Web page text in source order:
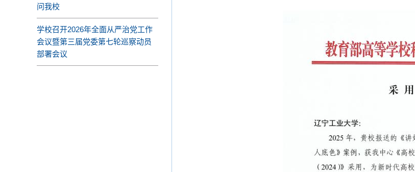
问我校
学校召开2026年全面从严治党工作
会议暨第三届党委第七轮巡察动员
部署会议